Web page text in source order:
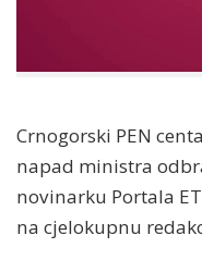
Crnogorski PEN
napad ministra
novinarku Portala
na cjelokupnu